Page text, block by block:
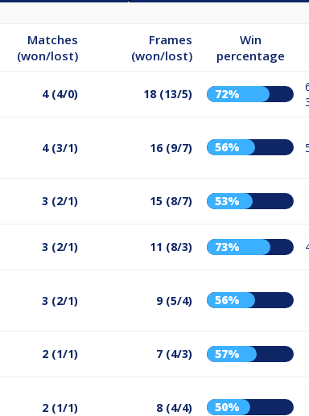
Matches
(won/lost)
Frames
(won/lost)
Win
percentage
4 (4/0) 18 (13/5) 72%
4 (3/1) 16 (9/7) 56%
3 (2/1) 15 (8/7) 53%
3 (2/1) 11 (8/3) 73%
3 (2/1) 9 (5/4) 56%
2 (1/1) 7 (4/3) 57%
2 (1/1) 8 (4/4) 50%